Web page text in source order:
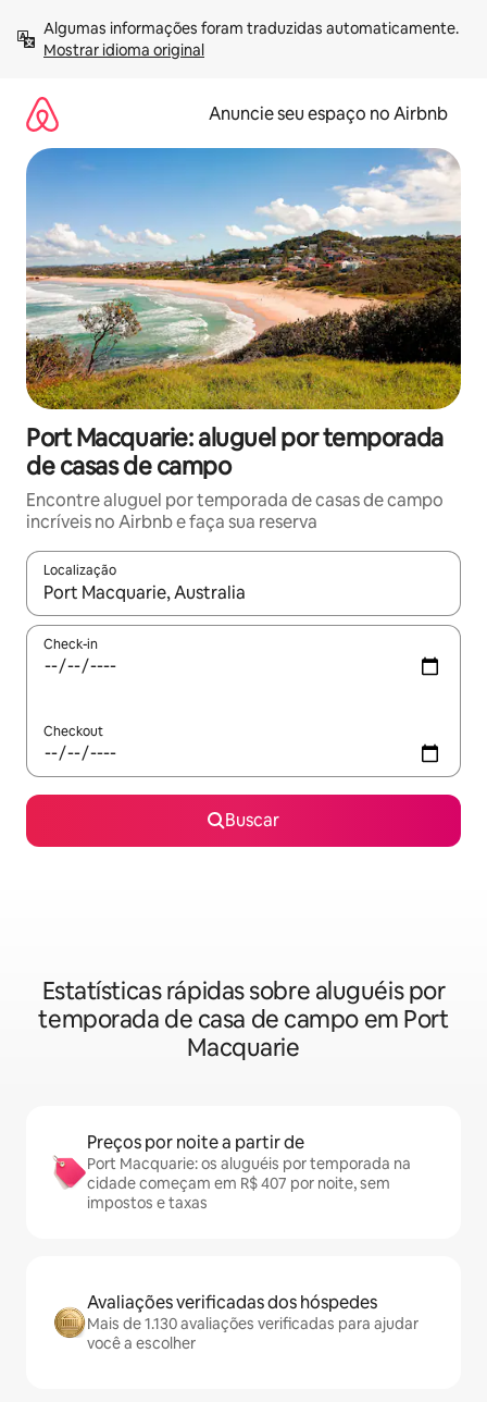
para
Mostrar idioma original
Anuncie seu espaço no Airbnb
Port Macquarie: aluguel por temporada
de casas de campo
Encontre aluguel por temporada de casas de campo
incríveis no Airbnb e faça sua reserva
Localização
Quando os resultados estiverem disponíveis, explore-os
Check-in
Checkout
Buscar
Estatísticas rápidas sobre aluguéis por
temporada de casa de campo em Port
Macquarie
Preços por noite a partir de
Port Macquarie: os aluguéis por temporada na
cidade começam em R$ 407 por noite, sem
impostos e taxas
Avaliações verificadas dos hóspedes
Mais de 1.130 avaliações verificadas para ajudar
você a escolher